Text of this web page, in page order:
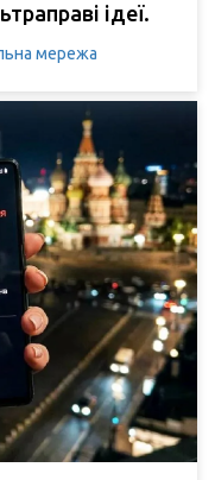
ідеї.
мережа